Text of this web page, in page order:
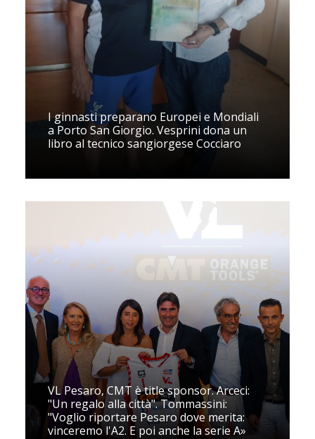
I ginnasti preparano Europei e Mondiali
a Porto San Giorgio. Vesprini dona un
libro al tecnico sangiorgese Cocciaro
VL Pesaro, CMT è title sponsor. Arceci:
"Un regalo alla città". Tommassini:
"Voglio riportare Pesaro dove merita:
vinceremo l'A2. E poi anche la serie A»